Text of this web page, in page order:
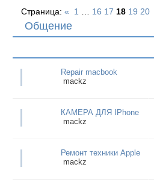
Общение
Страница:« 1 16 17 18 19 20
Repair macbook
mackz
КАМЕРА ДЛЯ IPhone
mackz
Ремонт техники Apple
mackz